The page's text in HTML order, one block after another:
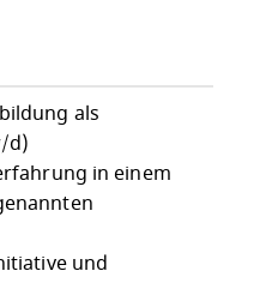
als
d)
in einem
und